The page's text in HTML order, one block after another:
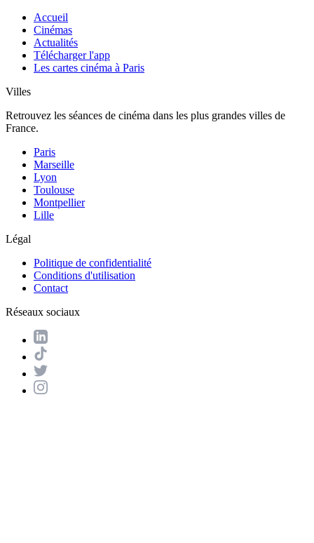
Accueil
Cinémas
Actualités
Télécharger l'app
Les cartes cinéma à Paris
Villes
Retrouvez les séances de cinéma dans les plus grandes villes de
France.
Paris
Marseille
Lyon
Toulouse
Montpellier
Lille
Légal
Politique de confidentialité
Conditions d'utilisation
Contact
Réseaux sociaux